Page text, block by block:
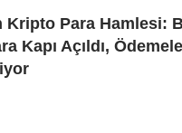
Kripto Para Hamlesi:
Kapı Açıldı,